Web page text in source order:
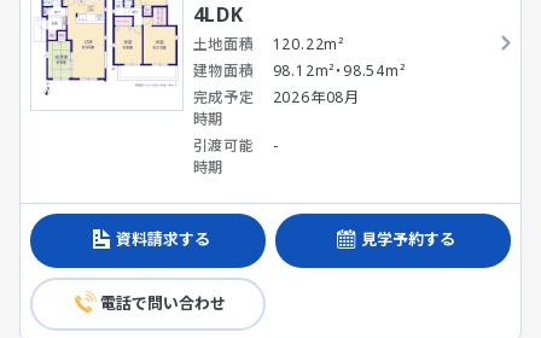
4LDK
土地面積
120.22m²
建物面積
98.12m²・98.54m²
完成予定
時期
2026年08月
引渡可能
時期
-
資料請求する 見学予約する
電話で問い合わせ